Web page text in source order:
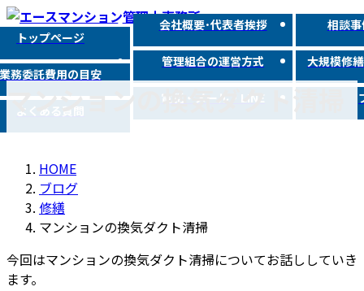
コ
テ
ン
ツ
へ
ス
ナ
ゲ
ー
シ
ョ
ン
トップページ
業務委託費用の目安
よくある質問
会社概要･代表者挨拶
管理組合の運営方式
電話・メール・LINE
相談
大規模修
マンションの換気ダクト清掃
HOME
ブログ
修繕
マンションの換気ダクト清掃
今回はマンションの換気ダクト清掃についてお話ししていき
ます。